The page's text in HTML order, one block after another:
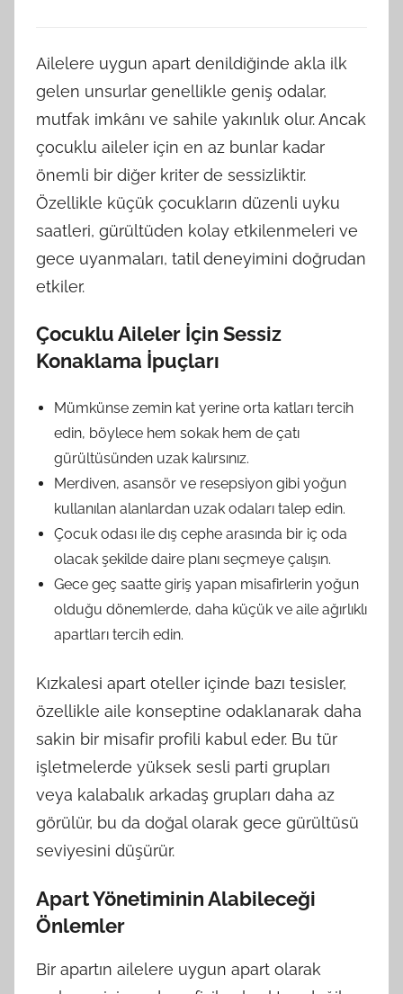
Ailelere uygun apart denildiğinde akla ilk
gelen unsurlar genellikle geniş odalar,
mutfak imkânı ve sahile yakınlık olur. Ancak
çocuklu aileler için en az bunlar kadar
önemli bir diğer kriter de sessizliktir.
Özellikle küçük çocukların düzenli uyku
saatleri, gürültüden kolay etkilenmeleri ve
gece uyanmaları, tatil deneyimini doğrudan
etkiler.
Çocuklu Aileler İçin Sessiz
Konaklama İpuçları
Mümkünse zemin kat yerine orta katları tercih
edin, böylece hem sokak hem de çatı
gürültüsünden uzak kalırsınız.
Merdiven, asansör ve resepsiyon gibi yoğun
kullanılan alanlardan uzak odaları talep edin.
Çocuk odası ile dış cephe arasında bir iç oda
olacak şekilde daire planı seçmeye çalışın.
Gece geç saatte giriş yapan misafirlerin yoğun
olduğu dönemlerde, daha küçük ve aile ağırlıklı
apartları tercih edin.
Kızkalesi apart oteller içinde bazı tesisler,
özellikle aile konseptine odaklanarak daha
sakin bir misafir profili kabul eder. Bu tür
işletmelerde yüksek sesli parti grupları
veya kalabalık arkadaş grupları daha az
görülür, bu da doğal olarak gece gürültüsü
seviyesini düşürür.
Apart Yönetiminin Alabileceği
Önlemler
Bir apartın ailelere uygun apart olarak